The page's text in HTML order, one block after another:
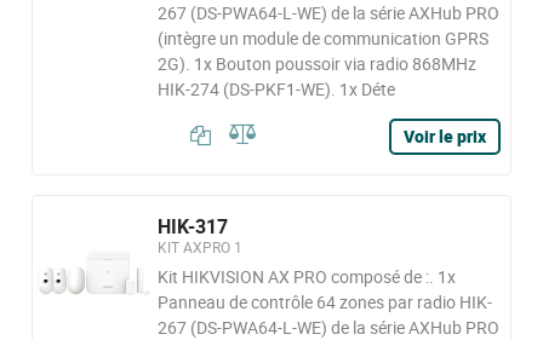
267 (DS-PWA64-L-WE) de la série AXHub PRO
(intègre un module de communication GPRS
2G). 1x Bouton poussoir via radio 868MHz
HIK-274 (DS-PKF1-WE). 1x Déte
Voir le prix
HIK-317
KIT AXPRO 1
Kit HIKVISION AX PRO composé de :. 1x
Panneau de contrôle 64 zones par radio HIK-
267 (DS-PWA64-L-WE) de la série AXHub PRO